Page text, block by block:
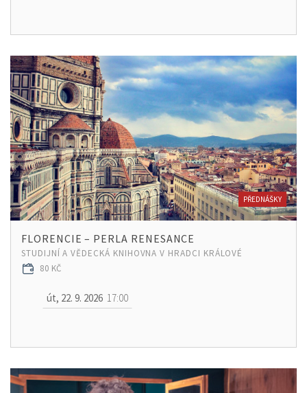
PŘEDNÁŠKY
FLORENCIE – PERLA RENESANCE
STUDIJNÍ A VĚDECKÁ KNIHOVNA V HRADCI KRÁLOVÉ
80 KČ
út, 22. 9. 2026 17:00